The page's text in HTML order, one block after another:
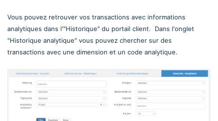
Vous pouvez retrouver vos transactions avec informations
analytiques dans l'"Historique" du portail client. Dans l'onglet
"Historique analytique" vous pouvez chercher sur des
transactions avec une dimension et un code analytique.